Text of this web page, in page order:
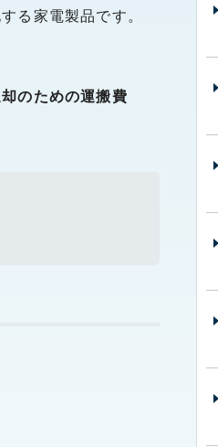
る家電製品です。
のための運搬費